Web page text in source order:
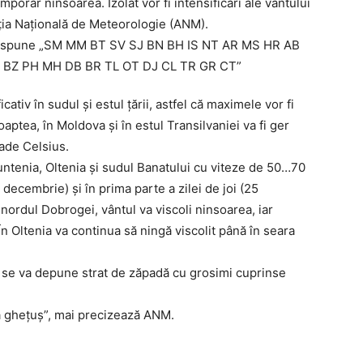
Națională de Meteorologie (ANM).
în sudul și estul țării, astfel că maximele vor fi
în Moldova și în estul Transilvaniei va fi ger
Celsius.
Oltenia și sudul Banatului cu viteze de 50…70
și în prima parte a zilei de joi (25
Dobrogei, vântul va viscoli ninsoarea, iar
Oltenia va continua să ningă viscolit până în seara
va depune strat de zăpadă cu grosimi cuprinse
mai precizează ANM.